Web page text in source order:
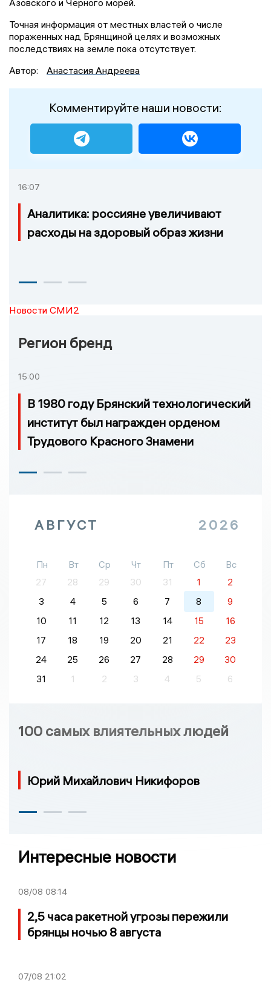
Точная информация от местных властей о числе
пораженных над Брянщиной целях и возможных
последствиях на земле пока отсутствует.
Автор:
Анастасия Андреева
Комментируйте наши новости:
16:07
Аналитика: россияне увеличивают
расходы на здоровый образ жизни
Новости СМИ2
Регион бренд
15:00
В 1980 году Брянский технологический
институт был награжден орденом
Трудового Красного Знамени
АВГУСТ 2026
Пн Вт Ср Чт Пт Сб
Вс
27
28 29 30 31 1
2
3
4 5 6 7 8
9
10
11 12 13 14 15
16
17
18 19 20 21 22
23
24
25 26 27 28 29
30
31
1 2 3 4 5 6
100 самых влиятельных людей
Юрий Михайлович Никифоров
Интересные новости
08/08 08:14
2,5 часа ракетной угрозы пережили
брянцы ночью 8 августа
07/08 21:02